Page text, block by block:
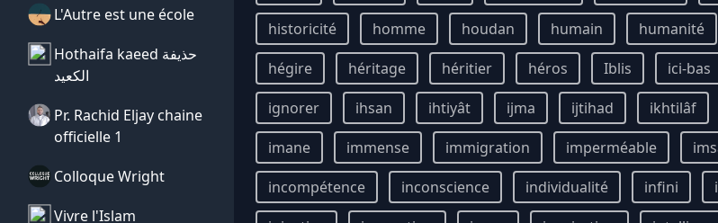
L'Autre est une école
Hothaifa kaeed حذيفة
الكعيد
Pr. Rachid Eljay chaine
officielle 1
Colloque Wright
Vivre l'Islam
historicité
homme houdan humain humanité
hégire
héritage héritier héros Iblis ici-bas
ignorer
ihsan ihtiyât ijma ijtihad ikhtilâf
imane
immense immigration imperméable
incompétence
inconscience individualité infini